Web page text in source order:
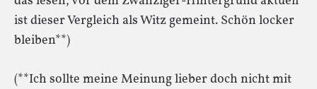
ist dieser Vergleich als Witz gemeint. Schön locker
bleiben**)
(**Ich sollte meine Meinung lieber doch nicht mit